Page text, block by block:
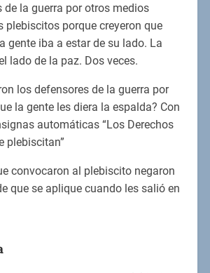
de la guerra por otros medios
plebiscitos porque creyeron que
gente iba a estar de su lado. La
lado de la paz. Dos veces.
los defensores de la guerra por
la gente les diera la espalda? Con
automáticas “Los Derechos
plebiscitan”
convocaron al plebiscito negaron
que se aplique cuando les salió en